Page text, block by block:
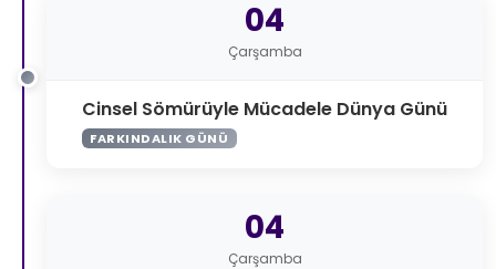
04
Çarşamba
Cinsel Sömürüyle Mücadele Dünya Günü
FARKINDALIK GÜNÜ
04
Çarşamba